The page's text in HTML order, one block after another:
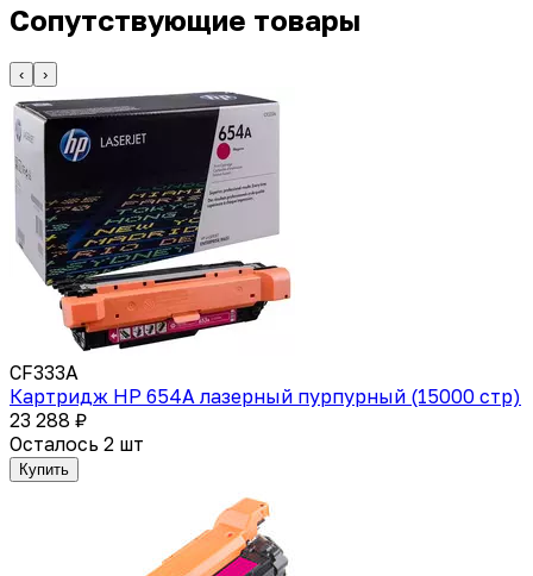
Сопутствующие товары
‹ ›
CF333A
Картридж HP 654A лазерный пурпурный (15000 стр)
23 288 ₽
Осталось 2 шт
Купить